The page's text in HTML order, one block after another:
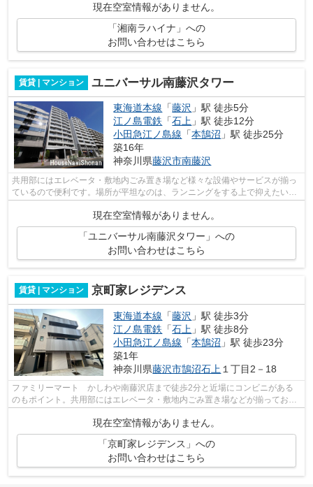
現在空室情報がありません。
「湘南ラハイナ」への
お問い合わせはこちら
賃貸 | マンション ユニバーサル南藤沢タワー
東海道本線 「藤沢 」駅 徒歩5分
江ノ島電鉄 「石上 」駅 徒歩12分
小田急江ノ島線 「本鵠沼 」駅 徒歩25分
築16年
神奈川県藤沢市南藤沢
共用部にはエレベータ・敷地内ごみ置き場など様々な設備やサービスが揃っ
ているので便利です。場所が平坦なのは、ランニングをする上で抑えたいポ
イントですね。3駅以上利用可なので、...
現在空室情報がありません。
「ユニバーサル南藤沢タワー」への
お問い合わせはこちら
賃貸 | マンション 京町家レジデンス
東海道本線 「藤沢 」駅 徒歩3分
江ノ島電鉄 「石上 」駅 徒歩8分
小田急江ノ島線 「本鵠沼 」駅 徒歩23分
築1年
神奈川県藤沢市鵠沼石上 １丁目2－18
ファミリーマート かしわや南藤沢店まで徒歩2分と近場にコンビニがある
のもポイント。共用部にはエレベータ・敷地内ごみ置き場などが揃っており
現在空室情報がありません。
「京町家レジデンス」への
お問い合わせはこちら